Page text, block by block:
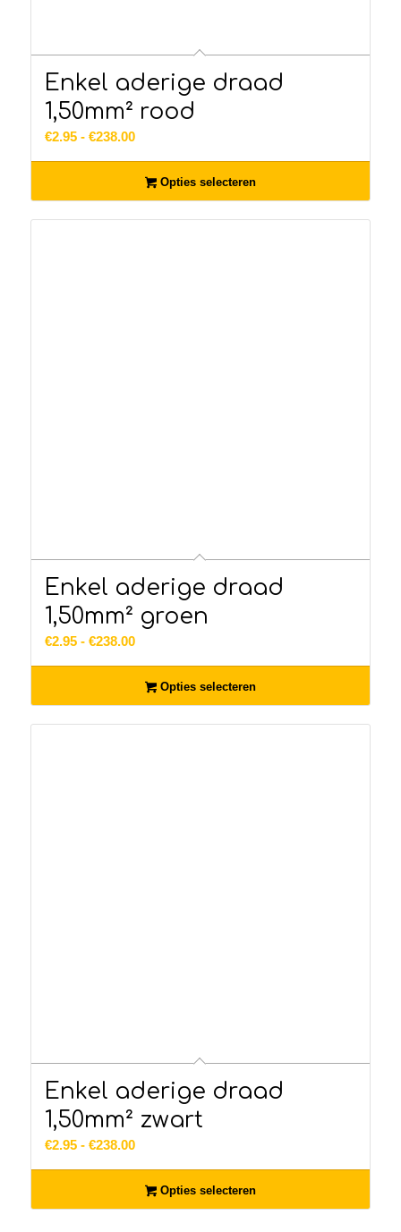
Enkel aderige draad
1,50mm² rood
€2.95 - €238.00Prijsklasse:
tot
€238.00
Opties selecteren
Enkel aderige draad
1,50mm² groen
€2.95 - €238.00Prijsklasse:
tot
€238.00
Opties selecteren
Enkel aderige draad
1,50mm² zwart
€2.95 - €238.00Prijsklasse:
€2.95
tot
€238.00
Opties selecteren